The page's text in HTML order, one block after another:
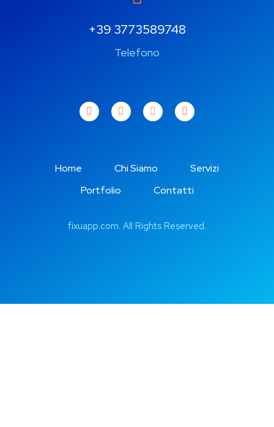
+39 3773589748
Telefono
Home Chi Siamo
Servizi
Portfolio
Contatti
fixuapp.com. All Rights Reserved.